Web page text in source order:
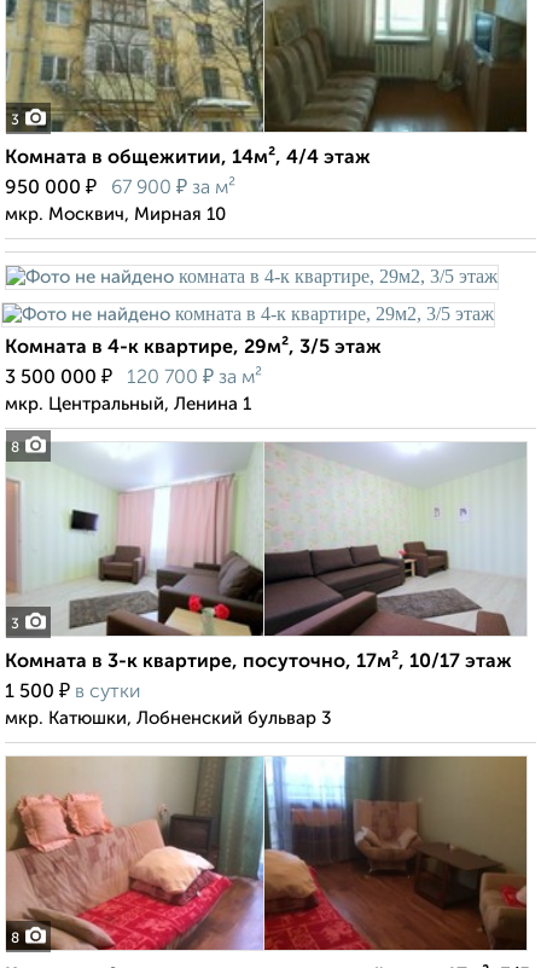
3
Комната в общежитии, 14м², 4/4 этаж
950 000 ₽ 67 900 ₽ за м²
мкр. Москвич, Мирная 10
8
Комната в 4-к квартире, 29м², 3/5 этаж
3 500 000 ₽ 120 700 ₽ за м²
мкр. Центральный, Ленина 1
3
Комната в 3-к квартире, посуточно, 17м², 10/17 этаж
1 500 ₽ в сутки
мкр. Катюшки, Лобненский бульвар 3
8